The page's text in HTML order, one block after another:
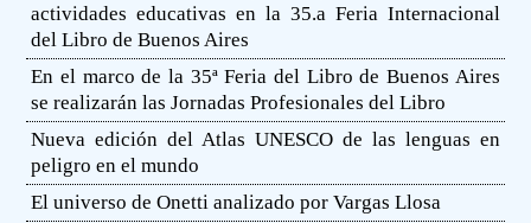
actividades educativas en la 35.a Feria Internacional
del Libro de Buenos Aires
En el marco de la 35ª Feria del Libro de Buenos Aires
se realizarán las Jornadas Profesionales del Libro
Nueva edición del Atlas UNESCO de las lenguas en
peligro en el mundo
El universo de Onetti analizado por Vargas Llosa